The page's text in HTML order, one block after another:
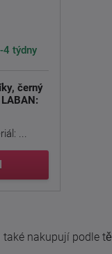
4 týdny
černý
...
nakupují podle